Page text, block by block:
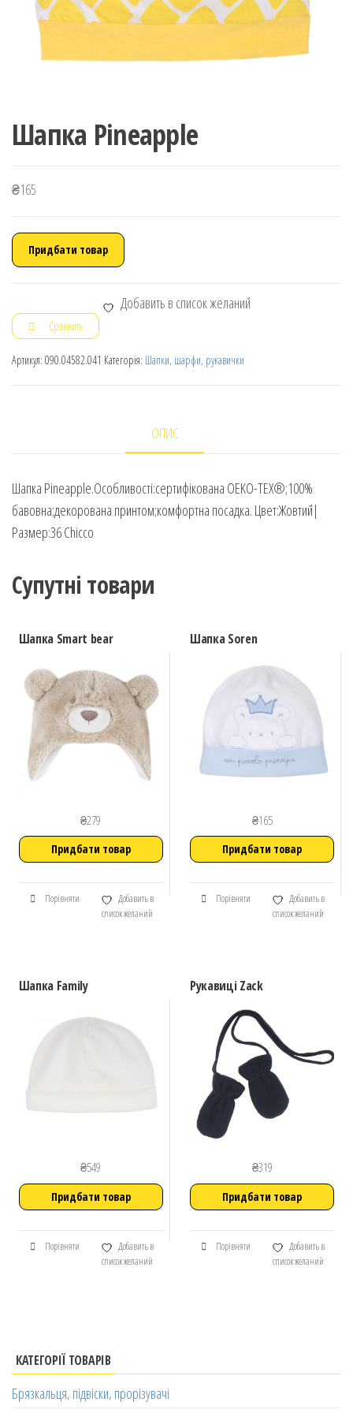
Шапка Pineapple
₴165
Придбати товар
Добавить в список желаний
Сравнить
Артикул: 090.04582.041 Категорія: Шапки, шарфи, рукавички
ОПИС
Шапка Pineapple.Особливості:сертифікована OEKO-TEX®;100%
бавовна;декорована принтом;комфортна посадка. Цвет:Жовтий|
Размер:36 Chicco
Супутні товари
Шапка Smart bear
₴279
Придбати товар
Порівняти
Добавить в
список желаний
Шапка Soren
₴165
Придбати товар
Порівняти
Добавить в
список желаний
Шапка Family
₴549
Придбати товар
Порівняти
Добавить в
список желаний
Рукавиці Zack
₴319
Придбати товар
Порівняти
Добавить в
список желаний
КАТЕГОРІЇ ТОВАРІВ
Брязкальця, підвіски, прорізувачі